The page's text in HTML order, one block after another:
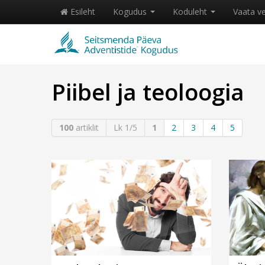
Esileht Kogudus Koduleht Vaata
Piibel ja teoloogia
100 artiklit Lk 1/5 1 2 3 4 5